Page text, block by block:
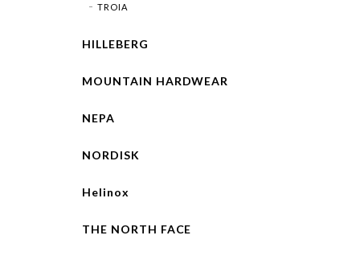
TROIA
HILLEBERG
MOUNTAIN HARDWEAR
NEPA
NORDISK
Helinox
THE NORTH FACE